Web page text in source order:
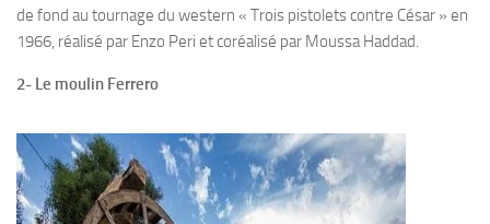
de fond au tournage du western « Trois pistolets contre César » en
1966, réalisé par Enzo Peri et coréalisé par Moussa Haddad.
2- Le moulin Ferrero